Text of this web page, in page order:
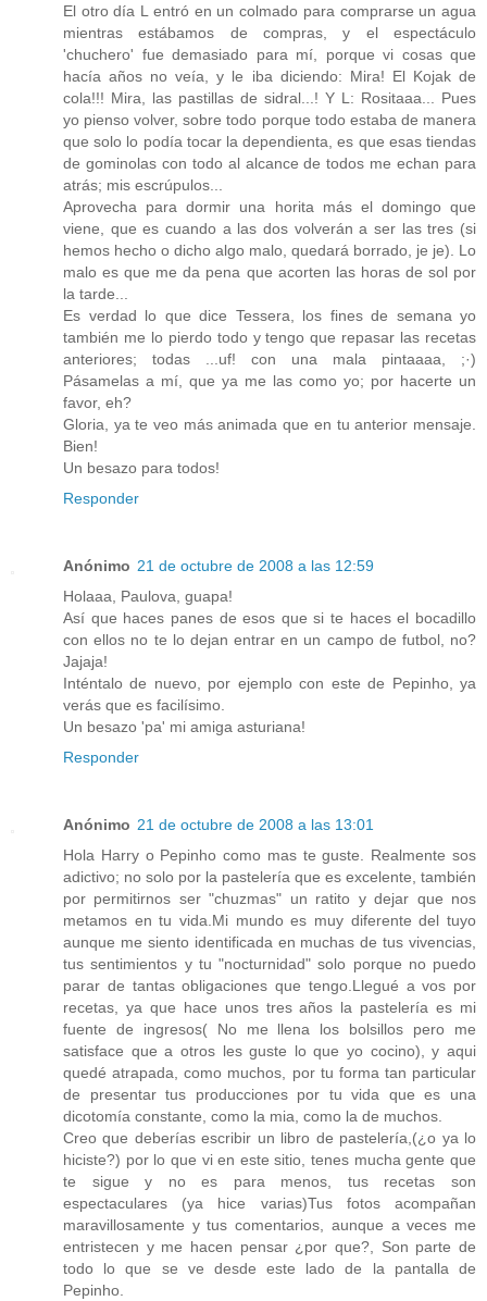
El otro día L entró en un colmado para comprarse un agua
mientras estábamos de compras, y el espectáculo
'chuchero' fue demasiado para mí, porque vi cosas que
hacía años no veía, y le iba diciendo: Mira! El Kojak de
cola!!! Mira, las pastillas de sidral...! Y L: Rositaaa... Pues
yo pienso volver, sobre todo porque todo estaba de manera
que solo lo podía tocar la dependienta, es que esas tiendas
de gominolas con todo al alcance de todos me echan para
atrás; mis escrúpulos...
Aprovecha para dormir una horita más el domingo que
viene, que es cuando a las dos volverán a ser las tres (si
hemos hecho o dicho algo malo, quedará borrado, je je). Lo
malo es que me da pena que acorten las horas de sol por
la tarde...
Es verdad lo que dice Tessera, los fines de semana yo
también me lo pierdo todo y tengo que repasar las recetas
anteriores; todas ...uf! con una mala pintaaaa, ;·)
Pásamelas a mí, que ya me las como yo; por hacerte un
favor, eh?
Gloria, ya te veo más animada que en tu anterior mensaje.
Bien!
Un besazo para todos!
Responder
Anónimo 21 de octubre de 2008 a las 12:59
Holaaa, Paulova, guapa!
Así que haces panes de esos que si te haces el bocadillo
con ellos no te lo dejan entrar en un campo de futbol, no?
Jajaja!
Inténtalo de nuevo, por ejemplo con este de Pepinho, ya
verás que es facilísimo.
Un besazo 'pa' mi amiga asturiana!
Responder
Anónimo 21 de octubre de 2008 a las 13:01
Hola Harry o Pepinho como mas te guste. Realmente sos
adictivo; no solo por la pastelería que es excelente, también
por permitirnos ser "chuzmas" un ratito y dejar que nos
metamos en tu vida.Mi mundo es muy diferente del tuyo
aunque me siento identificada en muchas de tus vivencias,
tus sentimientos y tu "nocturnidad" solo porque no puedo
parar de tantas obligaciones que tengo.Llegué a vos por
recetas, ya que hace unos tres años la pastelería es mi
fuente de ingresos( No me llena los bolsillos pero me
satisface que a otros les guste lo que yo cocino), y aqui
quedé atrapada, como muchos, por tu forma tan particular
de presentar tus producciones por tu vida que es una
dicotomía constante, como la mia, como la de muchos.
Creo que deberías escribir un libro de pastelería,(¿o ya lo
hiciste?) por lo que vi en este sitio, tenes mucha gente que
te sigue y no es para menos, tus recetas son
espectaculares (ya hice varias)Tus fotos acompañan
maravillosamente y tus comentarios, aunque a veces me
entristecen y me hacen pensar ¿por que?, Son parte de
todo lo que se ve desde este lado de la pantalla de
Pepinho.